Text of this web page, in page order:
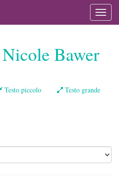
Nicole Bawer
Testo piccolo Testo grande